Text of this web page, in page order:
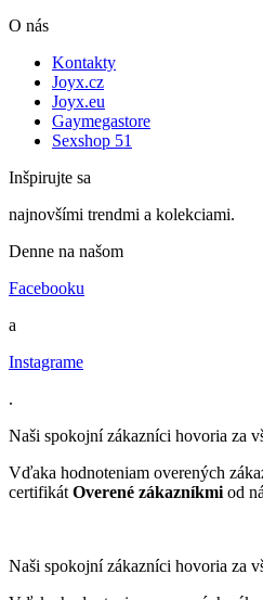
O nás
Kontakty
Joyx.cz
Joyx.eu
Gaymegastore
Sexshop 51
Inšpirujte sa
najnovšími trendmi a kolekciami.
Denne na našom
Facebooku
a
Instagrame
.
Naši spokojní zákazníci hovoria za
Vďaka hodnoteniam overených
certifikát Overené zákazníkmi od
Naši spokojní zákazníci hovoria za